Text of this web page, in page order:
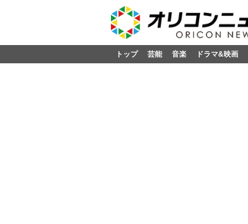
トップ 芸能 音楽 ドラマ&映画